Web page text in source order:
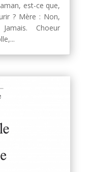
est-ce que,
? Mère : Non,
Jamais. Choeur